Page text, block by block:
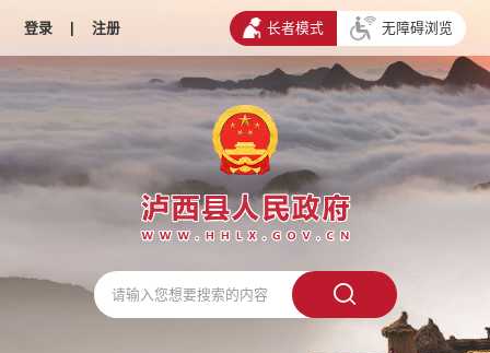
登录 | 注册 长者模式 无障碍浏览